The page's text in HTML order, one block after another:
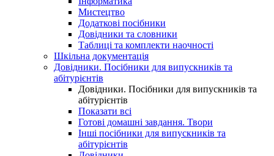
Мистецтво
Додаткові посібники
Довідники та словники
Таблиці та комплекти наочності
Шкільна документація
Довідники. Посібники для випускників та
абітурієнтів
Довідники. Посібники для випускників та
абітурієнтів
Показати всі
Готові домашні завдання. Твори
Інші посібники для випускників та
абітурієнтів